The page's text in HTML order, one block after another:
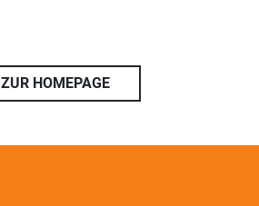
ZUR HOMEPAGE